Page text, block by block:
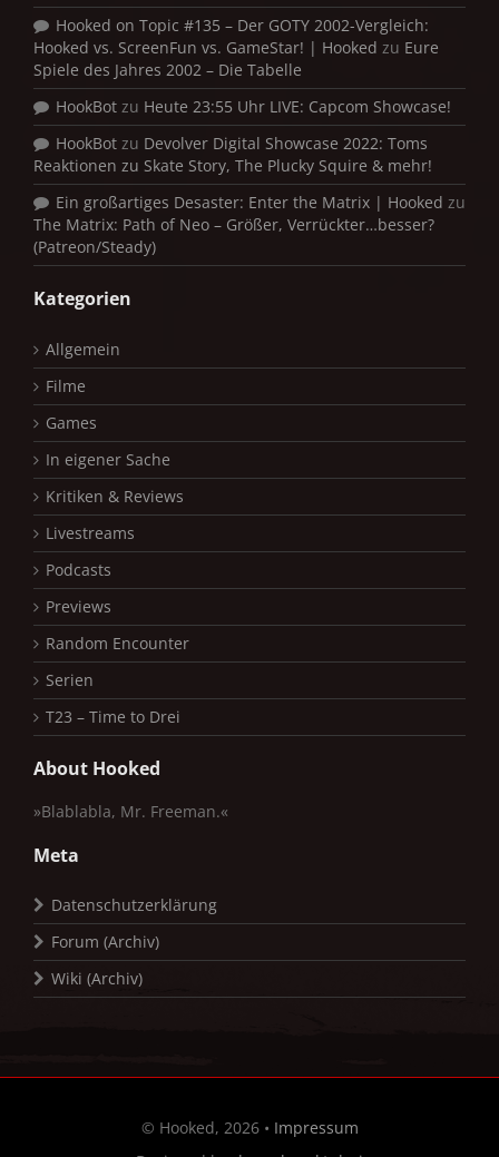
Hooked on Topic #135 – Der GOTY 2002-Vergleich:
Hooked vs. ScreenFun vs. GameStar! | Hooked zu Eure
Spiele des Jahres 2002 – Die Tabelle
HookBot zu Heute 23:55 Uhr LIVE: Capcom Showcase!
HookBot zu Devolver Digital Showcase 2022: Toms
Reaktionen zu Skate Story, The Plucky Squire & mehr!
Ein großartiges Desaster: Enter the Matrix | Hooked zu
The Matrix: Path of Neo – Größer, Verrückter…besser?
(Patreon/Steady)
Kategorien
Allgemein
Filme
Games
In eigener Sache
Kritiken & Reviews
Livestreams
Podcasts
Previews
Random Encounter
Serien
T23 – Time to Drei
About Hooked
»Blablabla, Mr. Freeman.«
Meta
Datenschutzerklärung
Forum (Archiv)
Wiki (Archiv)
© Hooked, 2026 • Impressum